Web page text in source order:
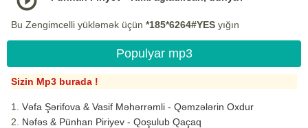
Bu Zengimcelli yükləmək üçün *185*6264#YES yığın
Populyar mp3
Sizin Mp3 burada !
Vəfa Şərifova & Vasif Məhərrəmli - Qəmzələrin Oxdur
Nəfəs & Pünhan Piriyev - Qoşulub Qaçaq